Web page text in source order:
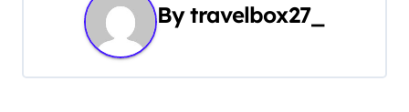
и
Bytravelbox27_